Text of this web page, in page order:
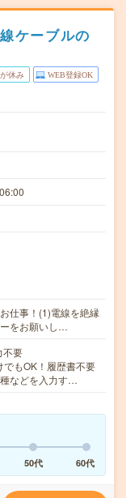
ケーブルの
休み WEB登録OK
仕事！(1)電線を絶縁
をお願いし…
不要
もOK！履歴書不要
などを入力す…
50代 60代